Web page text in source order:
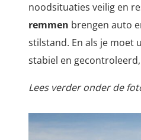
noodsituaties veilig en
remmen brengen auto
stilstand. En als je moet
stabiel en
Lees verder onder de